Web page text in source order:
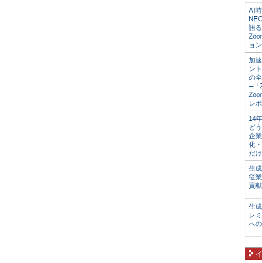
AI
語る
ョ
加
ン
の
─「
レ
14
ど
企
化
だ
生
従
貢
生
レ
へ